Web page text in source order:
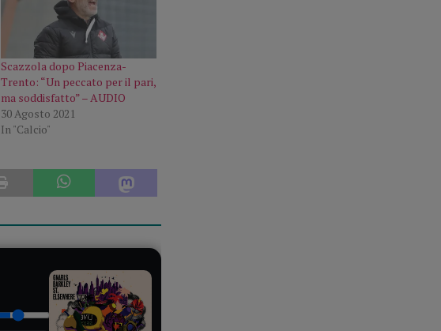
Scazzola dopo Piacenza-
Trento: “Un peccato per il pari,
ma soddisfatto” – AUDIO
30 Agosto 2021
In "Calcio"